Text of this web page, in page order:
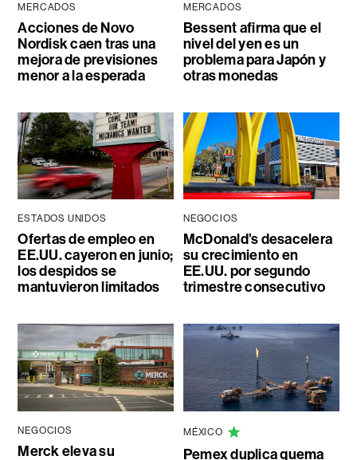
MERCADOS
Acciones de Novo
Nordisk caen tras una
mejora de previsiones
menor a la esperada
MERCADOS
Bessent afirma que el
nivel del yen es un
problema para Japón y
otras monedas
ESTADOS UNIDOS
Ofertas de empleo en
EE.UU. cayeron en junio;
los despidos se
mantuvieron limitados
NEGOCIOS
McDonald’s desacelera
su crecimiento en
EE.UU. por segundo
trimestre consecutivo
NEGOCIOS
Merck eleva su
MÉXICO
Pemex duplica quema